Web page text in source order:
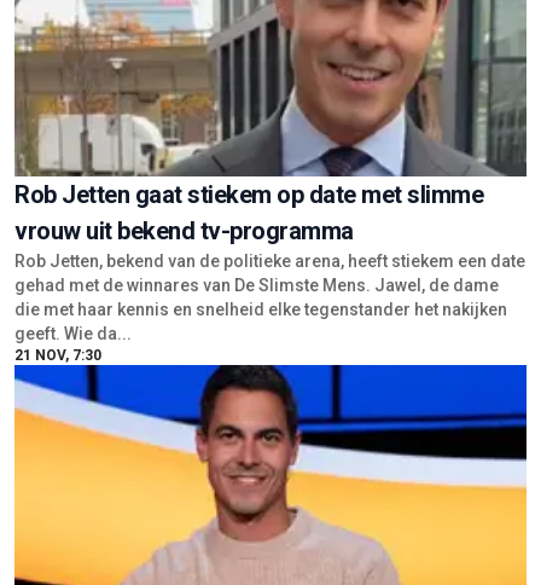
Rob Jetten gaat stiekem op date met slimme
vrouw uit bekend tv-programma
Rob Jetten, bekend van de politieke arena, heeft stiekem een date
gehad met de winnares van De Slimste Mens. Jawel, de dame
die met haar kennis en snelheid elke tegenstander het nakijken
geeft. Wie da...
21 NOV, 7:30